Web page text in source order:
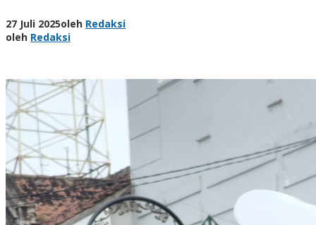
27 Juli 2025oleh Redaksi
oleh Redaksi